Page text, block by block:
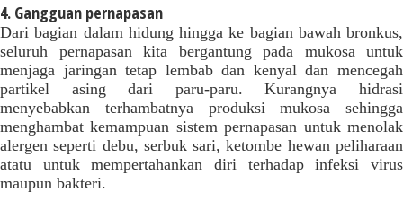
4. Gangguan pernapasan
Dari bagian dalam hidung hingga ke bagian bawah bronkus,
seluruh pernapasan kita bergantung pada mukosa untuk
menjaga jaringan tetap lembab dan kenyal dan mencegah
partikel asing dari paru-paru. Kurangnya hidrasi
menyebabkan terhambatnya produksi mukosa sehingga
menghambat kemampuan sistem pernapasan untuk menolak
alergen seperti debu, serbuk sari, ketombe hewan peliharaan
atatu untuk mempertahankan diri terhadap infeksi virus
maupun bakteri.